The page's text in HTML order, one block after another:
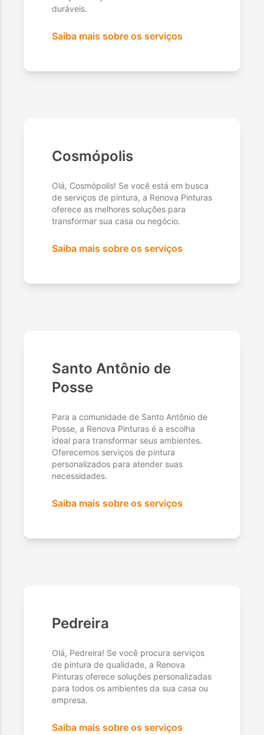
duráveis.
Saiba mais sobre os serviços
Cosmópolis
Olá, Cosmópolis! Se você está em busca
de serviços de pintura, a Renova Pinturas
oferece as melhores soluções para
transformar sua casa ou negócio.
Saiba mais sobre os serviços
Santo Antônio de
Posse
Para a comunidade de Santo Antônio de
Posse, a Renova Pinturas é a escolha
ideal para transformar seus ambientes.
Oferecemos serviços de pintura
personalizados para atender suas
necessidades.
Saiba mais sobre os serviços
Pedreira
Olá, Pedreira! Se você procura serviços
de pintura de qualidade, a Renova
Pinturas oferece soluções personalizadas
para todos os ambientes da sua casa ou
empresa.
Saiba mais sobre os serviços